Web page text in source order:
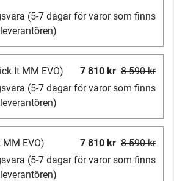
(5-7 dagar för varor som finns
It MM EVO) 7 810 kr 8 590 kr
(5-7 dagar för varor som finns
EVO) 7 810 kr 8 590 kr
(5-7 dagar för varor som finns